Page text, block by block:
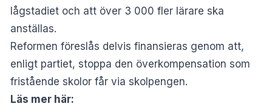
lågstadiet och att över 3 000 fler lärare ska
anställas.
Reformen föreslås delvis finansieras genom att,
enligt partiet, stoppa den överkompensation som
fristående skolor får via skolpengen.
Läs mer här: